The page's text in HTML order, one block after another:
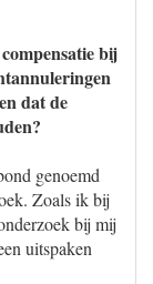
bij
dat de
genoemd
Zoals ik bij
bij mij
uitspaken